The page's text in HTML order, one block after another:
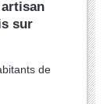
sur
de